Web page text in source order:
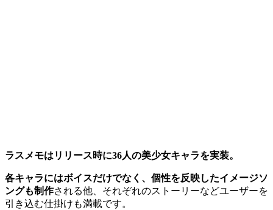
ラスメモはリリース時に36人の美少女キャラを実装。
各キャラにはボイスだけでなく、個性を反映したイメージソ
ングも制作される他、それぞれのストーリーなどユーザーを
引き込む仕掛けも満載です。